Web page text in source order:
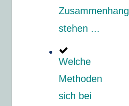
Zusammenhang
stehen ...
Welche
Methoden
sich bei